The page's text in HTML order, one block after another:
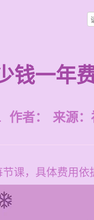
钱一年
作者： 来源：
课，具体费用